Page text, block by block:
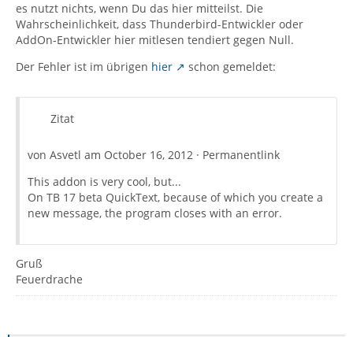
es nutzt nichts, wenn Du das hier mitteilst. Die
Wahrscheinlichkeit, dass Thunderbird-Entwickler oder
AddOn-Entwickler hier mitlesen tendiert gegen Null.
Der Fehler ist im übrigen hier schon gemeldet:
Zitat
von Asvetl am October 16, 2012 · Permanentlink
This addon is very cool, but...
On TB 17 beta QuickText, because of which you create a
new message, the program closes with an error.
Gruß
Feuerdrache